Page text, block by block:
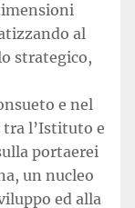
al
strategico,
e nel
l’Istituto e
portaerei
un nucleo
ed alla